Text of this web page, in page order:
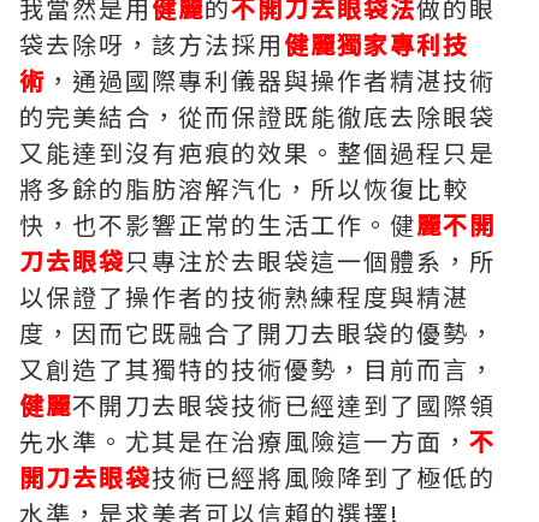
我當然是用健麗的不開刀去眼袋法做的眼
袋去除呀，該方法採用健麗獨家專利技
術 ，通過國際專利儀器與操作者精湛技術
的完美結合，從而保證既能徹底去除眼袋
又能達到沒有疤痕的效果。整個過程只是
將多餘的脂肪溶解汽化，所以恢復比較
快，也不影響正常的生活工作。健麗不開
刀去眼袋只專注於去眼袋這一個體系，所
以保證了操作者的技術熟練程度與精湛
度，因而它既融合了開刀去眼袋的優勢，
又創造了其獨特的技術優勢，目前而言，
健麗不開刀去眼袋技術已經達到了國際領
先水準。尤其是在治療風險這一方面， 不
開刀去眼袋技術已經將風險降到了極低的
水準，是求美者可以信賴的選擇!